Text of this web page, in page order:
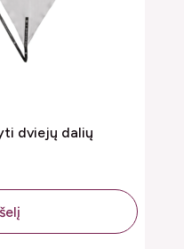
dviejų dalių